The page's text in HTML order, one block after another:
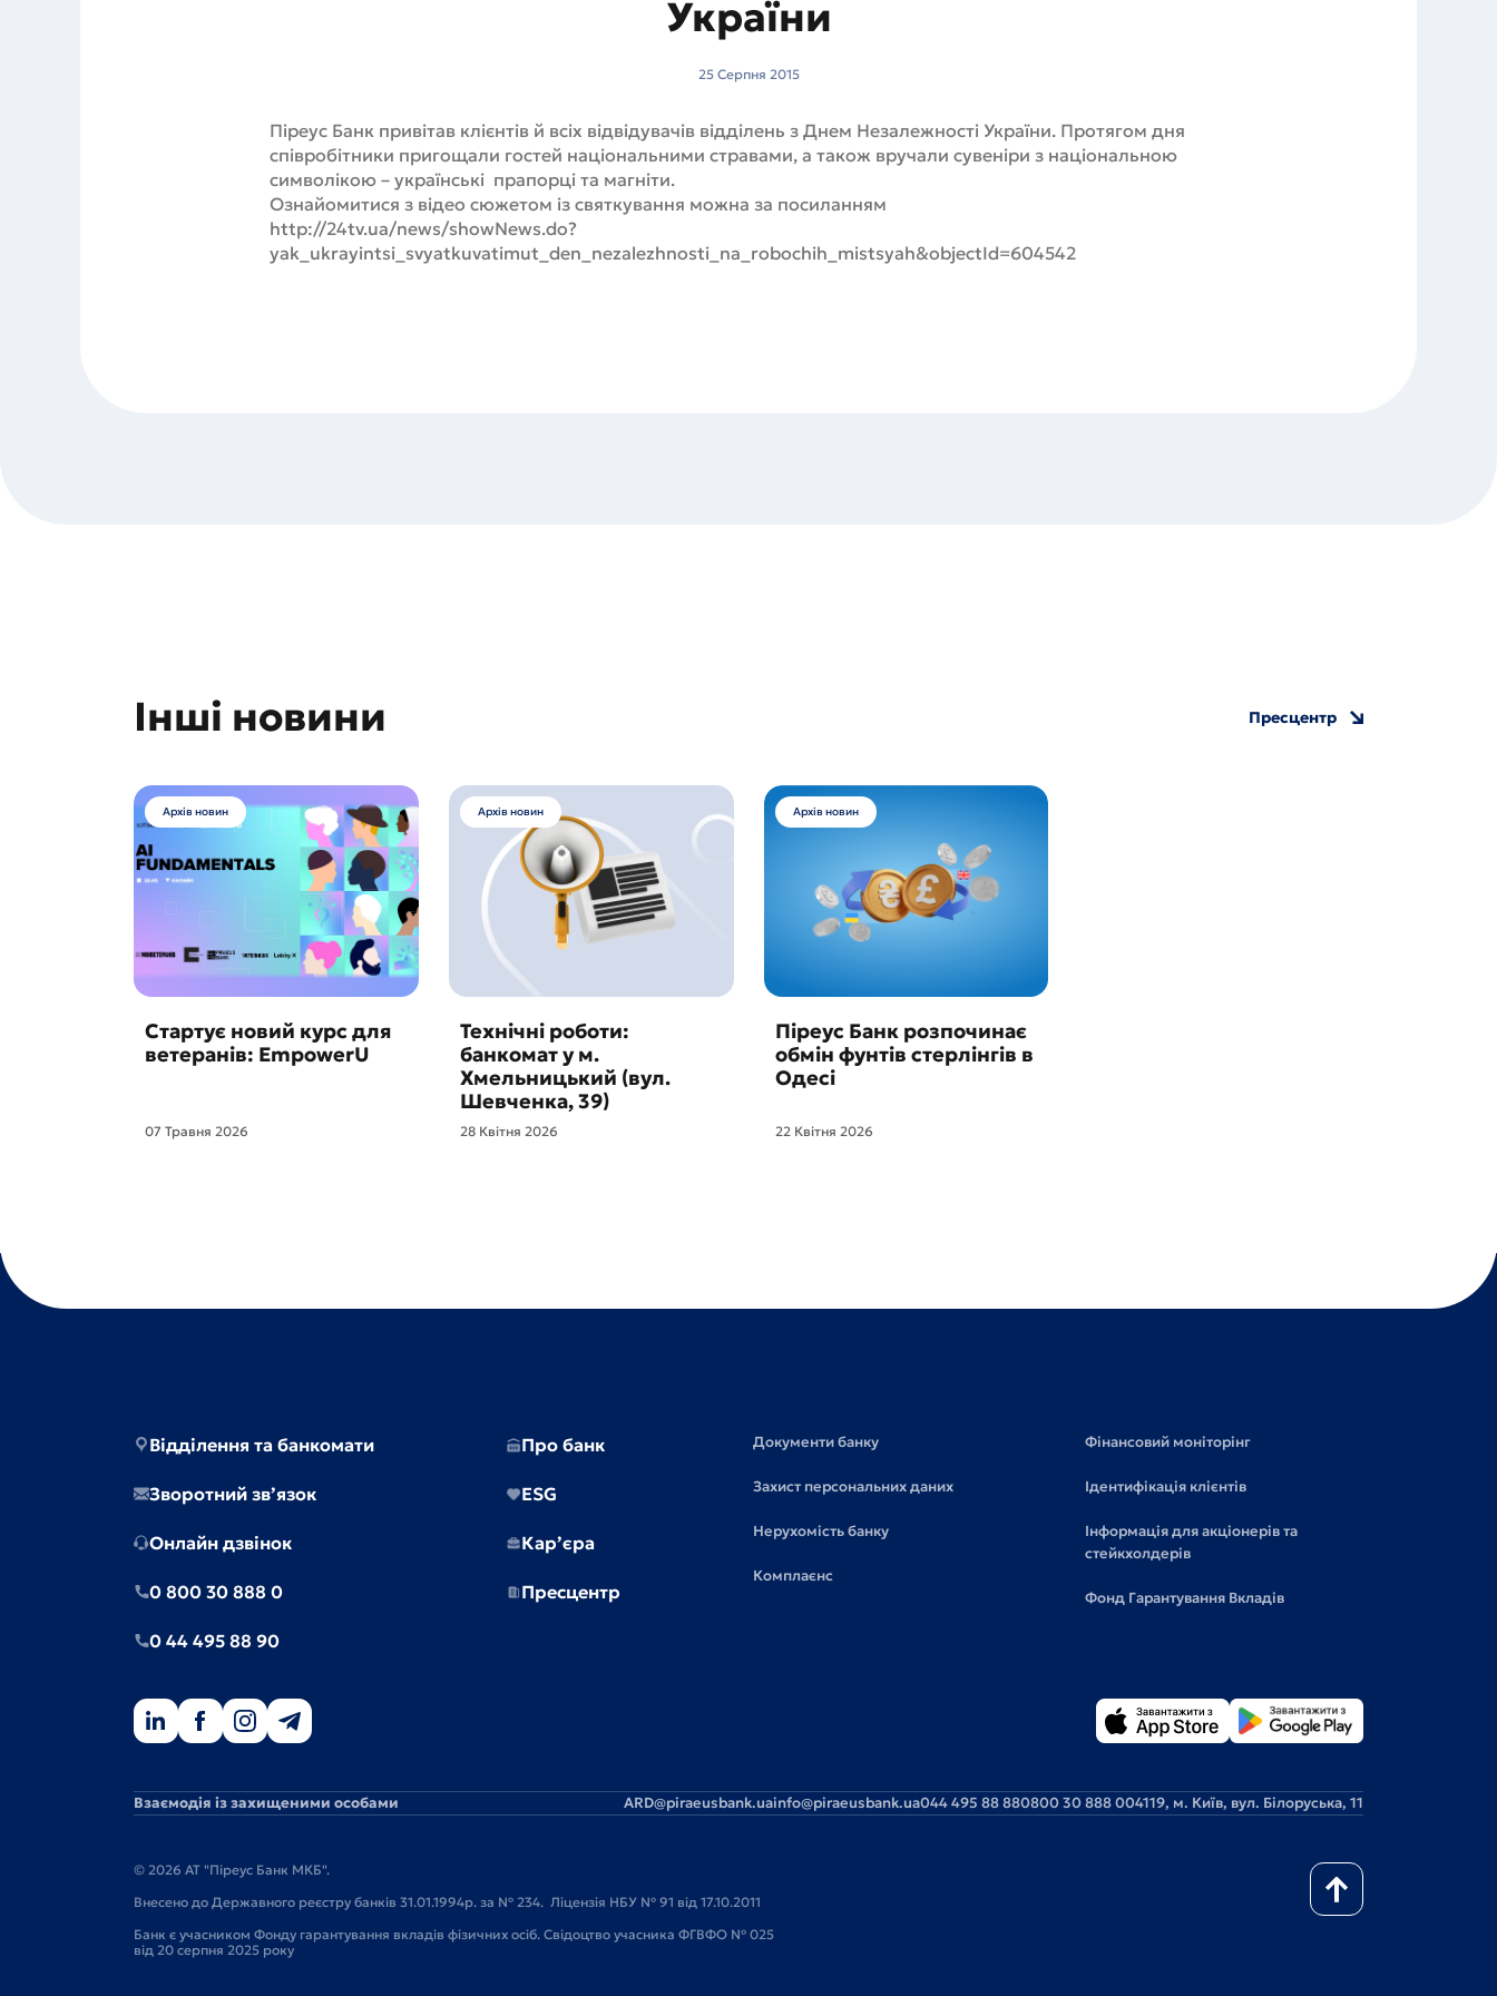
України
25 Серпня 2015
Піреус Банк привітав клієнтів й всіх відвідувачів відділень з Днем Незалежності України. Протягом дня
співробітники пригощали гостей національними стравами, а також вручали сувеніри з національною
символікою – українські прапорці та магніти.
Ознайомитися з відео сюжетом із святкування можна за посиланням
http://24tv.ua/news/showNews.do?
yak_ukrayintsi_svyatkuvatimut_den_nezalezhnosti_na_robochih_mistsyah&objectId=604542
Інші новини Пресцентр
Архів новин
Стартує новий курс для
ветеранів: EmpowerU
07 Травня 2026
Архів новин
Технічні роботи:
банкомат у м.
Хмельницький (вул.
Шевченка, 39)
28 Квітня 2026
Архів новин
Піреус Банк розпочинає
обмін фунтів стерлінгів в
Одесі
22 Квітня 2026
Відділення та банкомати
Зворотний зв’язок
Онлайн дзвінок
0 800 30 888 0
0 44 495 88 90
Про банк
ESG
Кар’єра
Пресцентр
Документи банку
Захист персональних даних
Нерухомість банку
Комплаєнс
Фінансовий моніторінг
Ідентифікація клієнтів
Інформація для акціонерів та
стейкхолдерів
Фонд Гарантування Вкладів
Взаємодія із захищеними особами ARD@piraeusbank.uainfo@piraeusbank.ua044 495 88 880800 30 888 004119, м. Київ, вул. Білоруська, 11
© 2026 АТ "Піреус Банк МКБ".
Внесено до Державного реєстру банків 31.01.1994р. за № 234. Ліцензія НБУ № 91 від 17.10.2011
Банк є учасником Фонду гарантування вкладів фізичних осіб. Свідоцтво учасника ФГВФО № 025
від 20 серпня 2025 року